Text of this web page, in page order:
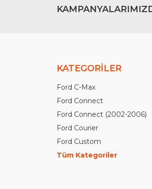
KATEGORİLER
Ford C-Max
Ford Connect
Ford Connect (2002-2006)
Ford Courier
Ford Custom
Tüm Kategoriler